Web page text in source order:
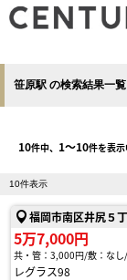
笹原駅 の検索結果一覧
10件中、 1〜10件を表
福岡市南区井尻５
5万7,000円
共・管：3,000円 敷：なし
レグラス98